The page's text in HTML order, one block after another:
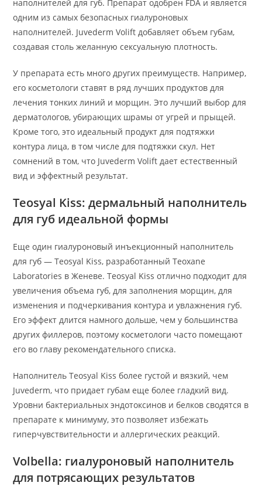
наполнителей для губ. Препарат одобрен FDA и является
одним из самых безопасных гиалуроновых
наполнителей. Juvederm Volift добавляет объем губам,
создавая столь желанную сексуальную плотность.
У препарата есть много других преимуществ. Например,
его косметологи ставят в ряд лучших продуктов для
лечения тонких линий и морщин. Это лучший выбор для
дерматологов, убирающих шрамы от угрей и прыщей.
Кроме того, это идеальный продукт для подтяжки
контура лица, в том числе для подтяжки скул. Нет
сомнений в том, что Juvederm Volift дает естественный
вид и эффектный результат.
Teosyal Kiss: дермальный наполнитель
для губ идеальной формы
Еще один гиалуроновый инъекционный наполнитель
для губ — Teosyal Kiss, разработанный Teoxane
Laboratories в Женеве. Teosyal Kiss отлично подходит для
увеличения объема губ, для заполнения морщин, для
изменения и подчеркивания контура и увлажнения губ.
Его эффект длится намного дольше, чем у большинства
других филлеров, поэтому косметологи часто помещают
его во главу рекомендательного списка.
Наполнитель Teosyal Kiss более густой и вязкий, чем
Juvederm, что придает губам еще более гладкий вид.
Уровни бактериальных эндотоксинов и белков сводятся в
препарате к минимуму, это позволяет избежать
гиперчувствительности и аллергических реакций.
Volbella: гиалуроновый наполнитель
для потрясающих результатов